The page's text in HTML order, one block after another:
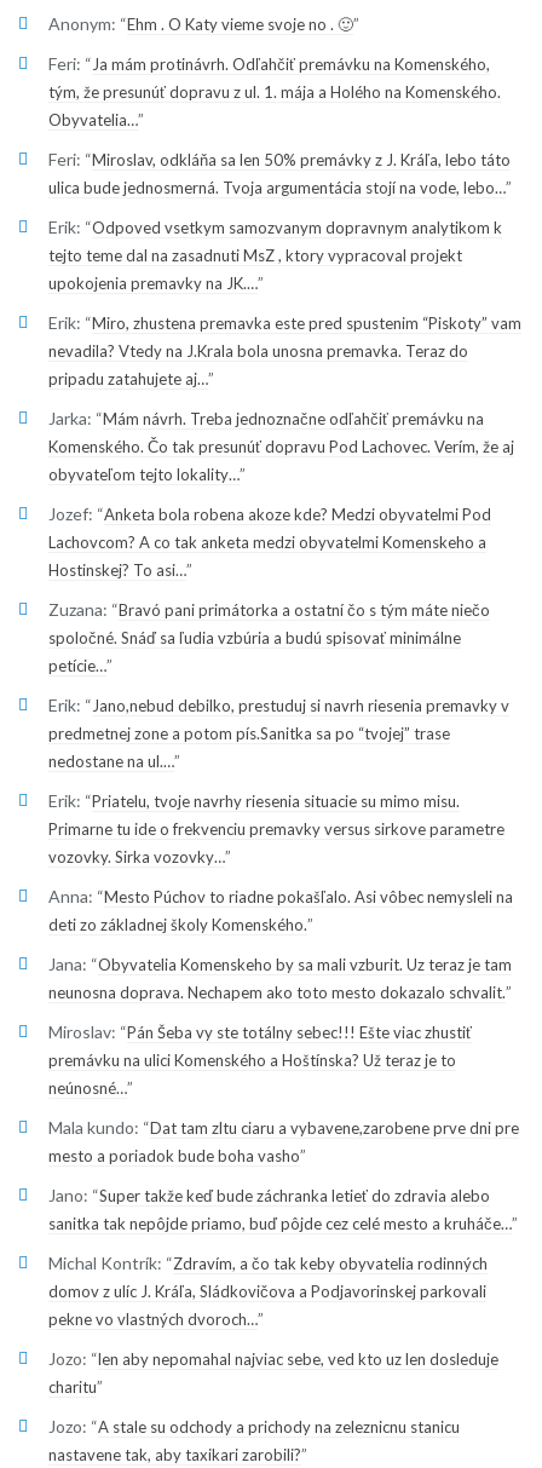
Anonym: “Ehm . O Katy vieme svoje no . 🙂”
Feri: “ Ja mám protinávrh. Odľahčiť premávku na Komenského,
tým, že presunúť dopravu z ul. 1. mája a Holého na Komenského.
Obyvatelia…”
Feri: “Miroslav, odkláňa sa len 50% premávky z J. Kráľa, lebo táto
ulica bude jednosmerná. Tvoja argumentácia stojí na vode, lebo…”
Erik: “Odpoved vsetkym samozvanym dopravnym analytikom k
tejto teme dal na zasadnuti MsZ , ktory vypracoval projekt
upokojenia premavky na JK.…”
Erik: “Miro, zhustena premavka este pred spustenim “Piskoty” vam
nevadila? Vtedy na J.Krala bola unosna premavka. Teraz do
pripadu zatahujete aj…”
Jarka: “Mám návrh. Treba jednoznačne odľahčiť premávku na
Komenského. Čo tak presunúť dopravu Pod Lachovec. Verím, že aj
obyvateľom tejto lokality…”
Jozef: “Anketa bola robena akoze kde? Medzi obyvatelmi Pod
Lachovcom? A co tak anketa medzi obyvatelmi Komenskeho a
Hostinskej? To asi…”
Zuzana: “Bravó pani primátorka a ostatní čo s tým máte niečo
spoločné. Snáď sa ľudia vzbúria a budú spisovať minimálne
petície…”
Erik: “ Jano,nebud debilko, prestuduj si navrh riesenia premavky v
predmetnej zone a potom pís.Sanitka sa po “tvojej” trase
nedostane na ul.…”
Erik: “Priatelu, tvoje navrhy riesenia situacie su mimo misu.
Primarne tu ide o frekvenciu premavky versus sirkove parametre
vozovky. Sirka vozovky…”
Anna: “Mesto Púchov to riadne pokašľalo. Asi vôbec nemysleli na
deti zo základnej školy Komenského.”
Jana: “Obyvatelia Komenskeho by sa mali vzburit. Uz teraz je tam
neunosna doprava. Nechapem ako toto mesto dokazalo schvalit.”
Miroslav: “Pán Šeba vy ste totálny sebec!!! Ešte viac zhustiť
premávku na ulici Komenského a Hoštínska? Už teraz je to
neúnosné…”
Mala kundo: “Dat tam zltu ciaru a vybavene,zarobene prve dni pre
mesto a poriadok bude boha vasho”
Jano: “Super takže keď bude záchranka letieť do zdravia alebo
sanitka tak nepôjde priamo, buď pôjde cez celé mesto a kruháče…”
Michal Kontrík: “Zdravím, a čo tak keby obyvatelia rodinných
domov z ulíc J. Kráľa, Sládkovičova a Podjavorinskej parkovali
pekne vo vlastných dvoroch…”
Jozo: “len aby nepomahal najviac sebe, ved kto uz len dosleduje
charitu”
Jozo: “A stale su odchody a prichody na zeleznicnu stanicu
nastavene tak, aby taxikari zarobili?”